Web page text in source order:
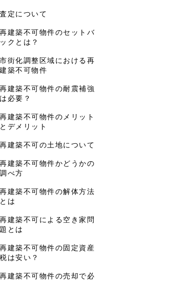
査定について
再建築不可物件のセットバ
ックとは？
市街化調整区域における再
建築不可物件
再建築不可物件の耐震補強
は必要？
再建築不可物件のメリット
とデメリット
再建築不可の土地について
再建築不可物件かどうかの
調べ方
再建築不可物件の解体方法
とは
再建築不可による空き家問
題とは
再建築不可物件の固定資産
税は安い？
再建築不可物件の売却で必